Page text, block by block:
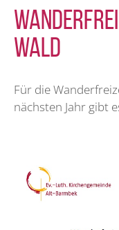
Wald
Für die
nächsten Jahr gibt